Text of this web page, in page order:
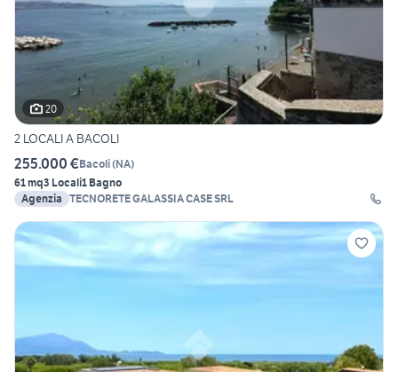
20
2 LOCALI A BACOLI
255.000 €Bacoli(NA)
61 mq3 Locali1 Bagno
Agenzia TECNORETE GALASSIA CASE SRL